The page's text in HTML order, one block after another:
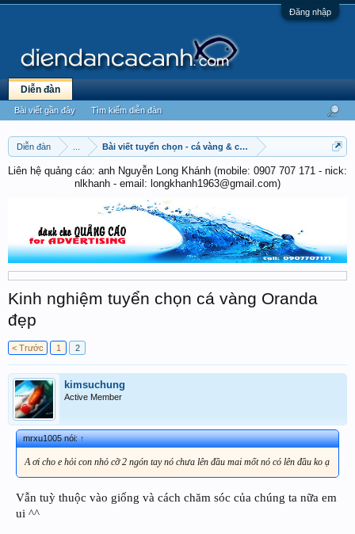
Đăng nhập
Diễn đàn Bài viết tuyển chọn - cá vàng & cá chép
Liên hệ quảng cáo: anh Nguyễn Long Khánh (mobile: 0907 707 171 - nick:
nlkhanh - email: longkhanh1963@gmail.com)
Kinh nghiệm tuyển chọn cá vàng Oranda
đẹp
< Trước 1 2
kimsuchung
Active Member
mrxu1005 nói:↑
A ơi cho e hỏi con nhỏ cỡ 2 ngón tay nó chưa lên đầu mai mốt nó có lên đầu ko ạ
Vẫn tuỳ thuộc vào giống và cách chăm sóc của chúng ta nữa em
ui ^^
Diễn đàn
Bài viết gần đây Tìm kiếm diễn đàn